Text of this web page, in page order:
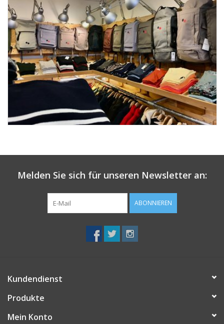
Melden Sie sich für unseren Newsletter an:
ABONNIEREN
Kundendienst
Produkte
Mein Konto